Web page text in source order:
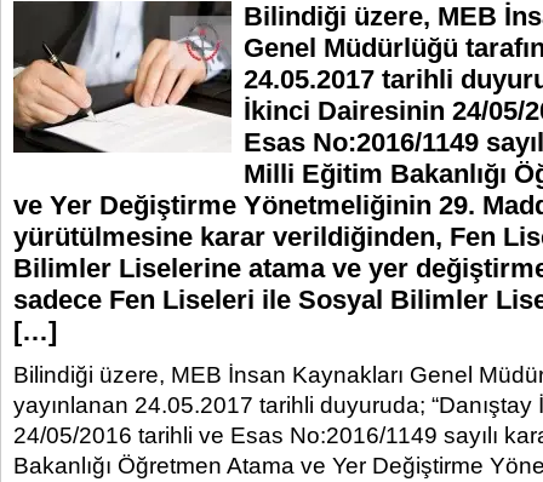
Bilindiği üzere, MEB
Genel Müdürlüğü
24.05.2017 tarihli
İkinci Dairesinin 24/05/
Esas No:2016/1149
Milli Eğitim Bakanlığı
ve Yer Değiştirme Yönetmeliğinin 29.
yürütülmesine karar verildiğinden, Fen
Bilimler Liselerine atama ve yer
sadece Fen Liseleri ile Sosyal Bilimler
[…]
Bilindiği üzere, MEB İnsan Kaynakları Genel
yayınlanan 24.05.2017 tarihli duyuruda;
24/05/2016 tarihli ve Esas No:2016/1149 sayılı
Bakanlığı Öğretmen Atama ve Yer Değiştirme